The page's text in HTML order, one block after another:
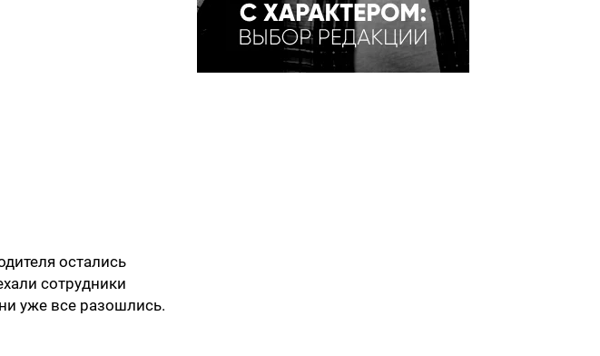
остались
сотрудники
уже все разошлись.